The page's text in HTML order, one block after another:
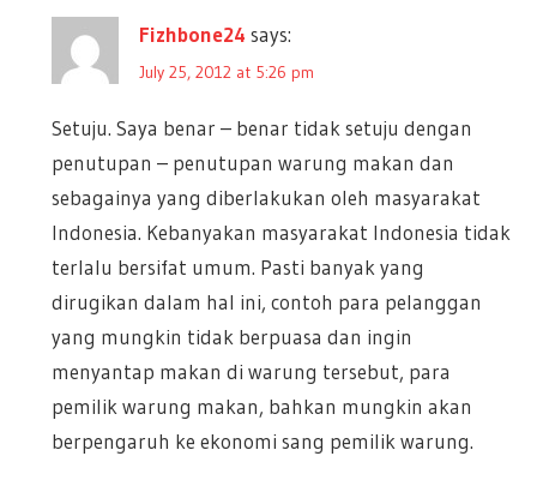
Fizhbone24 says:
July 25, 2012 at 5:26 pm
Setuju. Saya benar – benar tidak setuju dengan
penutupan – penutupan warung makan dan
sebagainya yang diberlakukan oleh masyarakat
Indonesia. Kebanyakan masyarakat Indonesia tidak
terlalu bersifat umum. Pasti banyak yang
dirugikan dalam hal ini, contoh para pelanggan
yang mungkin tidak berpuasa dan ingin
menyantap makan di warung tersebut, para
pemilik warung makan, bahkan mungkin akan
berpengaruh ke ekonomi sang pemilik warung.